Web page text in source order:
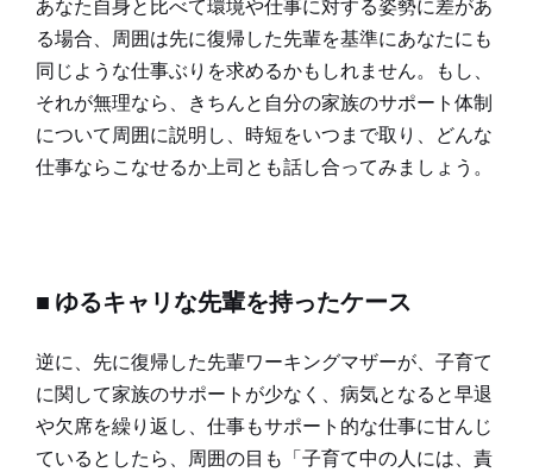
あなた自身と比べて環境や仕事に対する姿勢に差があ
る場合、周囲は先に復帰した先輩を基準にあなたにも
同じような仕事ぶりを求めるかもしれません。もし、
それが無理なら、きちんと自分の家族のサポート体制
について周囲に説明し、時短をいつまで取り、どんな
仕事ならこなせるか上司とも話し合ってみましょう。
■ ゆるキャリな先輩を持ったケース
逆に、先に復帰した先輩ワーキングマザーが、子育て
に関して家族のサポートが少なく、病気となると早退
や欠席を繰り返し、仕事もサポート的な仕事に甘んじ
ているとしたら、周囲の目も「子育て中の人には、責